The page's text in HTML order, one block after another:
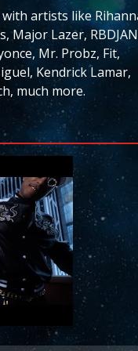
artists like
Major Lazer,
Mr. Probz, Fit,
Kendrick Lamar,
much more.